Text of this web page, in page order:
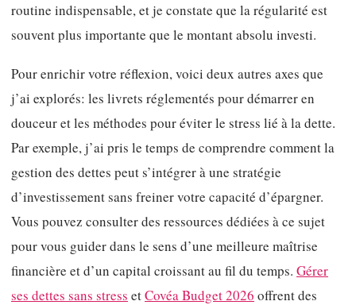
routine indispensable, et je constate que la régularité est
souvent plus importante que le montant absolu investi.
Pour enrichir votre réflexion, voici deux autres axes que
j’ai explorés: les livrets réglementés pour démarrer en
douceur et les méthodes pour éviter le stress lié à la dette.
Par exemple, j’ai pris le temps de comprendre comment la
gestion des dettes peut s’intégrer à une stratégie
d’investissement sans freiner votre capacité d’épargner.
Vous pouvez consulter des ressources dédiées à ce sujet
pour vous guider dans le sens d’une meilleure maîtrise
financière et d’un capital croissant au fil du temps. Gérer
ses dettes sans stress etCovéa Budget 2026 offrent des